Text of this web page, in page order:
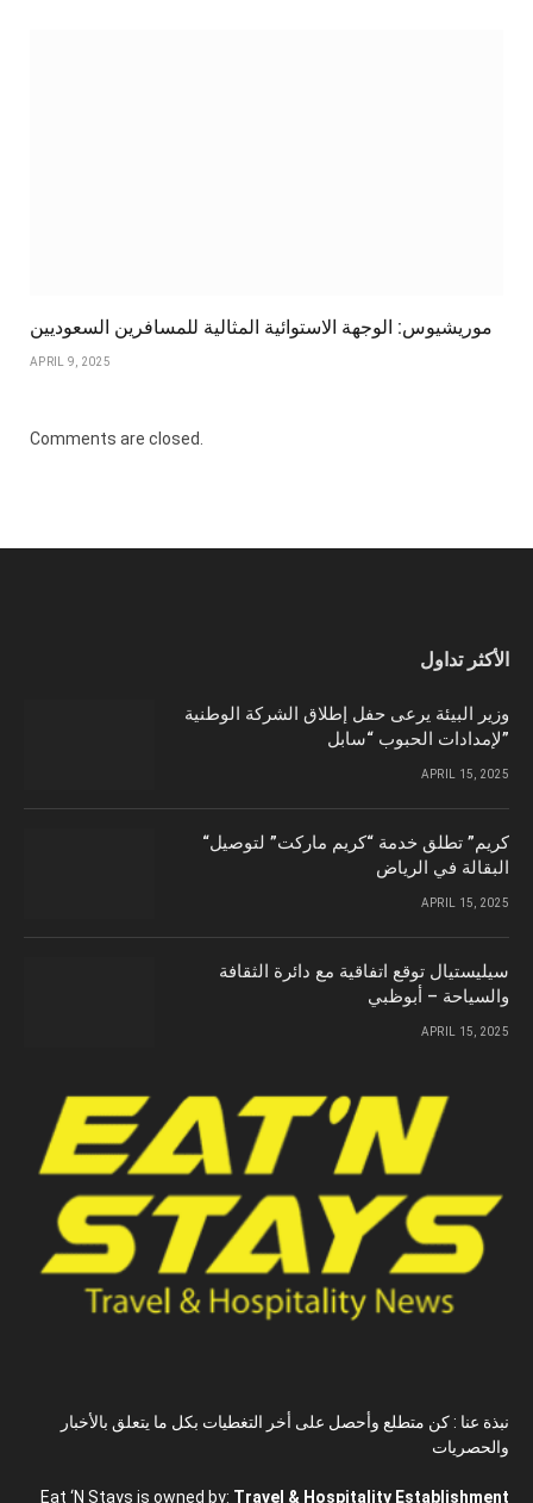
موريشيوس: الوجهة الاستوائية المثالية للمسافرين السعوديين
APRIL 9, 2025
Comments are closed.
الأكثر تداول
وزير البيئة يرعى حفل إطلاق الشركة الوطنية
لإمدادات الحبوب “سابل”
APRIL 15, 2025
“كريم” تطلق خدمة “كريم ماركت” لتوصيل
البقالة في الرياض
APRIL 15, 2025
سيليستيال توقع اتفاقية مع دائرة الثقافة
والسياحة – أبوظبي
APRIL 15, 2025
نبذة عنا : كن متطلع وأحصل على أخر التغطيات بكل ما يتعلق بالأخبار
والحصريات
Eat ‘N Stays is owned by: Travel & Hospitality Establishment